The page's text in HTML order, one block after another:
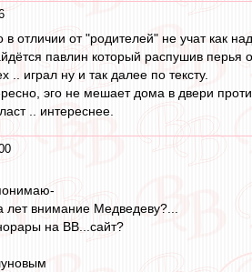
отличии от "родителей" не учат как
павлин который распушив
.. играл ну и так далее по тексту.
эго не мешает дома в двери
.. интереснее.
лет внимание Медведеву?...
на ВВ...сайт?